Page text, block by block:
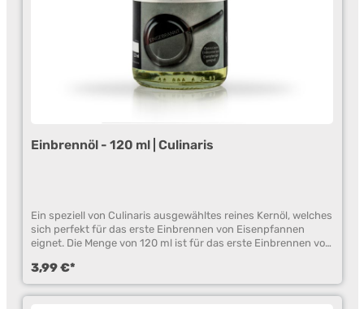
Einbrennöl - 120 ml | Culinaris
Ein speziell von Culinaris ausgewähltes reines Kernöl, welches
sich perfekt für das erste Einbrennen von Eisenpfannen
eignet. Die Menge von 120 ml ist für das erste Einbrennen von
Kernöl zum perfekten Einbrennen von Eisenpfannen Ab einer
Pfannengröße von 32 cm empfehlen wir die doppelte Menge
Einbrennöl
3,99 €*